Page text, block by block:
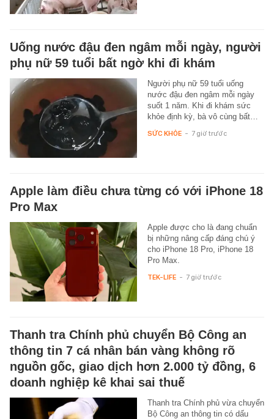
Uống nước đậu đen ngâm mỗi ngày, người
phụ nữ 59 tuổi bất ngờ khi đi khám
Người phụ nữ 59 tuổi uống
nước đậu đen ngâm mỗi ngày
suốt 1 năm. Khi đi khám sức
khỏe định kỳ, bà vô cùng bất…
SỨC KHỎE - 7 giờ trước
Apple làm điều chưa từng có với iPhone 18
Pro Max
Apple được cho là đang chuẩn
bị những nâng cấp đáng chú ý
cho iPhone 18 Pro, iPhone 18
Pro Max.
TEK-LIFE - 7 giờ trước
Thanh tra Chính phủ chuyển Bộ Công an
thông tin 7 cá nhân bán vàng không rõ
nguồn gốc, giao dịch hơn 2.000 tỷ đồng, 6
doanh nghiệp kê khai sai thuế
Thanh tra Chính phủ vừa chuyển
Bộ Công an thông tin có dấu